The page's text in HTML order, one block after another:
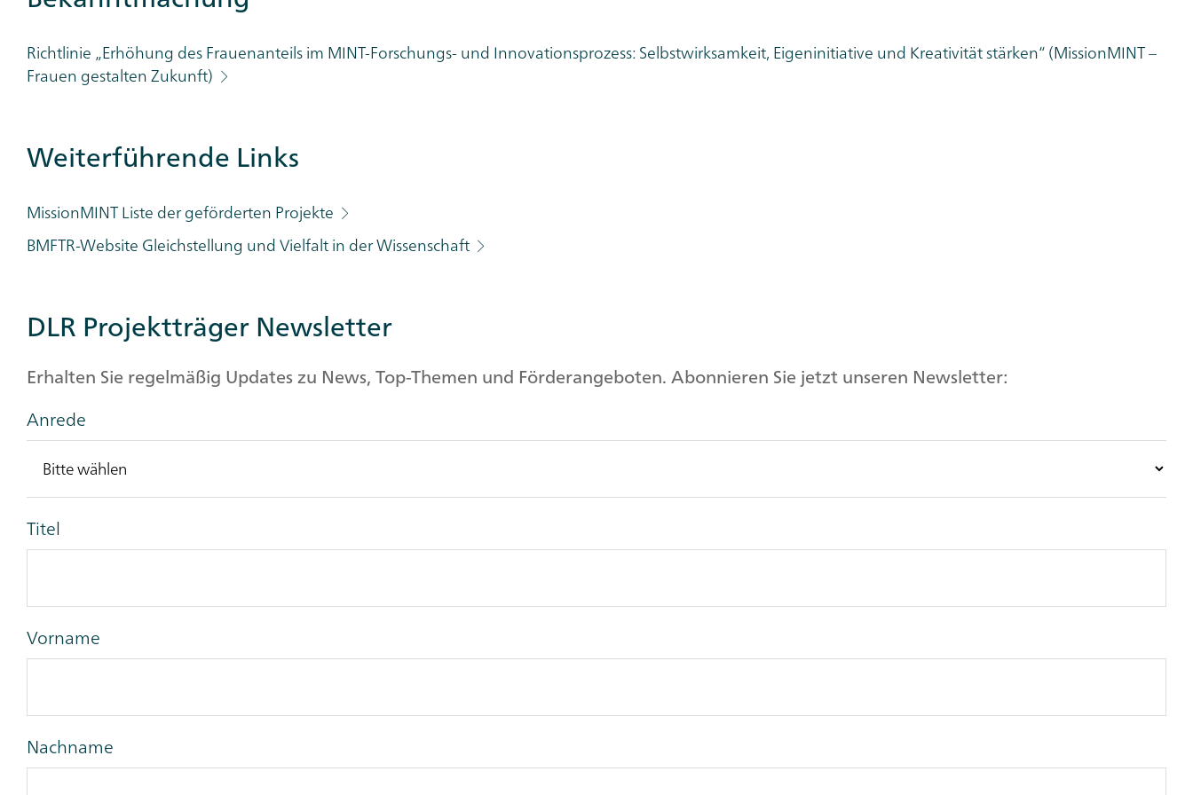
Richtlinie „Erhöhung des Frauenanteils im MINT-Forschungs- und Innovationsprozess: Selbstwirksamkeit, Eigeninitiative und Kreativität stärken“ (MissionMINT –
Frauen gestalten Zukunft)
Weiterführende Links
MissionMINT Liste der geförderten Projekte
BMFTR-Website Gleichstellung und Vielfalt in der Wissenschaft
DLR Projektträger Newsletter
Erhalten Sie regelmäßig Updates zu News, Top-Themen und Förderangeboten. Abonnieren Sie jetzt unseren Newsletter:
Anrede
Titel
Vorname
Nachname